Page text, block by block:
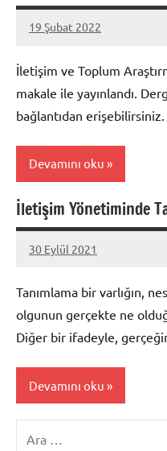
19 Şubat 2022
itam
Yorum
İletişim ve Toplum
makale ile yayınlandı.
bağlantıdan erişebilirsiniz.
Devamını oku
Duyurular
İletişim Yönetiminde
30 Eylül 2021
Hasan
1
Tanımlama bir varlığın,
olgunun gerçekte ne
Diğer bir ifadeyle,
Devamını oku
Anasayfa